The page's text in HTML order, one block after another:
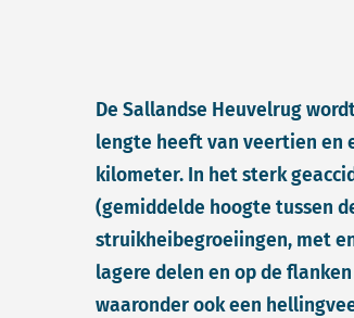
De Sallandse Heuvelrug
lengte heeft van veertien en
kilometer. In het sterk
(gemiddelde hoogte tussen
struikheibegroeiingen, met
lagere delen en op de
waaronder ook een